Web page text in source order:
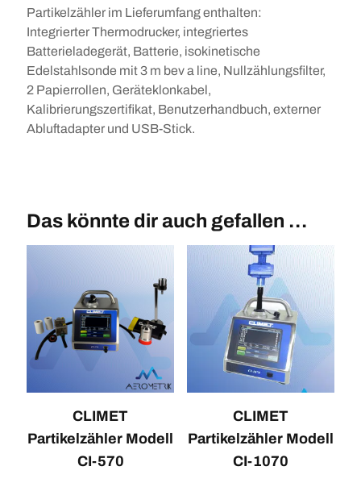
Partikelzähler im Lieferumfang enthalten:
Integrierter Thermodrucker, integriertes
Batterieladegerät, Batterie, isokinetische
Edelstahlsonde mit 3 m bev a line, Nullzählungsfilter,
2 Papierrollen, Geräteklonkabel,
Kalibrierungszertifikat, Benutzerhandbuch, externer
Abluftadapter und USB-Stick.
Das könnte dir auch gefallen …
CLIMET
Partikelzähler Modell
CI-570
CLIMET
Partikelzähler Modell
CI-1070